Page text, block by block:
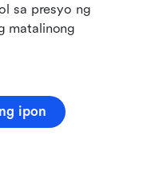
sa presyo ng
matalinong
ipon